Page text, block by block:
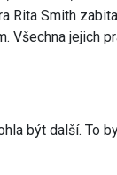
Rita Smith
Všechna jejich
být další. To